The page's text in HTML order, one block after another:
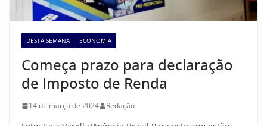
DESTA SEMANA ECONOMIA
Começa prazo para declaração
de Imposto de Renda
14 de março de 2024 Redação